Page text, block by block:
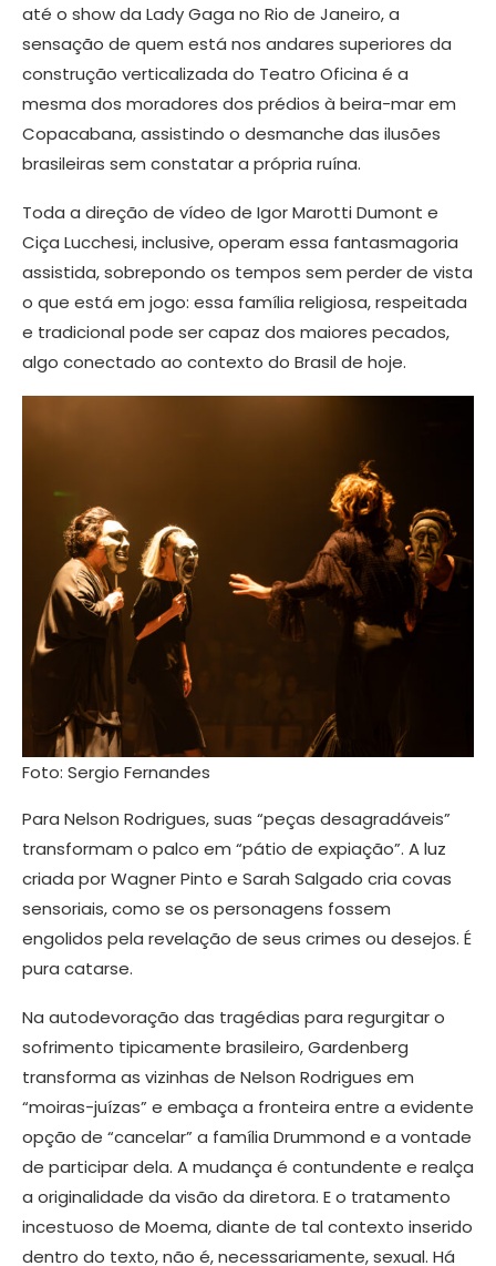
até o show da Lady Gaga no Rio de Janeiro, a
sensação de quem está nos andares superiores da
construção verticalizada do Teatro Oficina é a
mesma dos moradores dos prédios à beira-mar em
Copacabana, assistindo o desmanche das ilusões
brasileiras sem constatar a própria ruína.
Toda a direção de vídeo de Igor Marotti Dumont e
Ciça Lucchesi, inclusive, operam essa fantasmagoria
assistida, sobrepondo os tempos sem perder de vista
o que está em jogo: essa família religiosa, respeitada
e tradicional pode ser capaz dos maiores pecados,
algo conectado ao contexto do Brasil de hoje.
Foto: Sergio Fernandes
Para Nelson Rodrigues, suas “peças desagradáveis”
transformam o palco em “pátio de expiação”. A luz
criada por Wagner Pinto e Sarah Salgado cria covas
sensoriais, como se os personagens fossem
engolidos pela revelação de seus crimes ou desejos. É
pura catarse.
Na autodevoração das tragédias para regurgitar o
sofrimento tipicamente brasileiro, Gardenberg
transforma as vizinhas de Nelson Rodrigues em
“moiras-juízas” e embaça a fronteira entre a evidente
opção de “cancelar” a família Drummond e a vontade
de participar dela. A mudança é contundente e realça
a originalidade da visão da diretora. E o tratamento
incestuoso de Moema, diante de tal contexto inserido
dentro do texto, não é, necessariamente, sexual. Há